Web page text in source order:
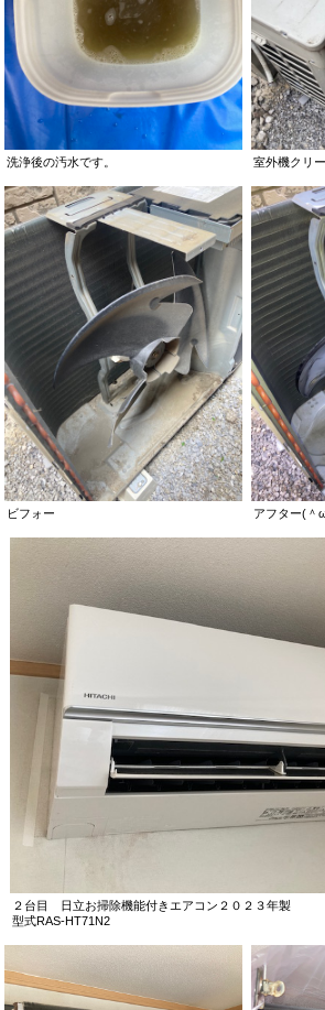
洗浄後の汚水です。 室外機クリ
ビフォー アフター(＾
２台目 日立お掃除機能付きエアコン２０２３年製
型式RAS-HT71N2